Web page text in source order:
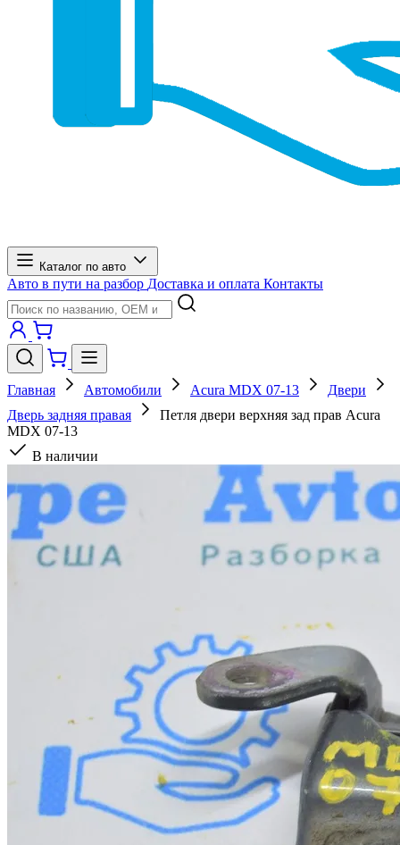
Каталог по авто
Авто в пути на разбор Доставка и оплата Контакты
Главная Автомобили Acura MDX 07-13
Двери
Дверь задняя правая
Петля двери верхняя зад прав Acura
MDX 07-13
В наличии